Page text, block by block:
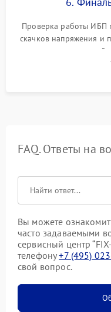
Проверка работы ИБП
скачков напряжения и
времени автономной
FAQ. Ответы на
Вы можете
часто задаваемыми
сервисный центр
телефону+7 (495)
свой вопрос.